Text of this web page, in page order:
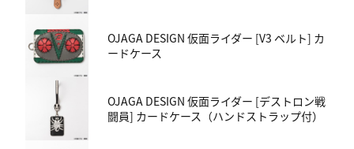
OJAGA DESIGN 仮面ライダー [V3 ベルト] カ
ードケース
OJAGA DESIGN 仮面ライダー [デストロン戦
闘員] カードケース（ハンドストラップ付）